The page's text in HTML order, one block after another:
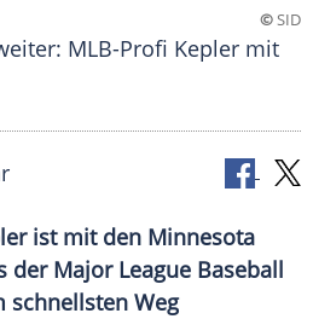
©SID
MLB-Profi Kepler mit
ist mit den Minnesota
der Major League Baseball
schnellsten Weg